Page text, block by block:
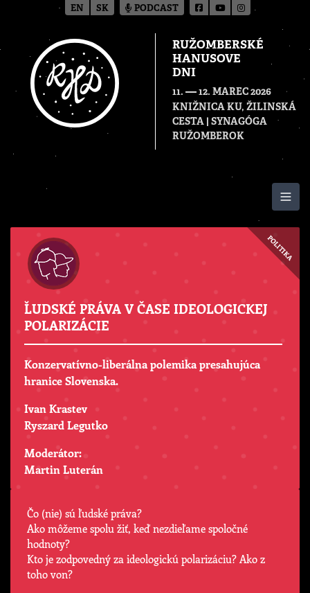
RUŽOMBERSKÉ
HANUSOVE
DNI
11. — 12. MAREC 2026
KNIŽNICA KU, ŽILINSKÁ
CESTA | SYNAGÓGA
RUŽOMBEROK
POLITIKA
ĽUDSKÉ PRÁVA V ČASE IDEOLOGICKEJ
POLARIZÁCIE
Konzervatívno-liberálna polemika presahujúca
hranice Slovenska.
Ivan Krastev
Ryszard Legutko
Moderátor:
Martin Luterán
Čo (nie) sú ľudské práva?
Ako môžeme spolu žiť, keď nezdieľame spoločné
hodnoty?
Kto je zodpovedný za ideologickú polarizáciu? Ako z
toho von?
EN SK PODCAST